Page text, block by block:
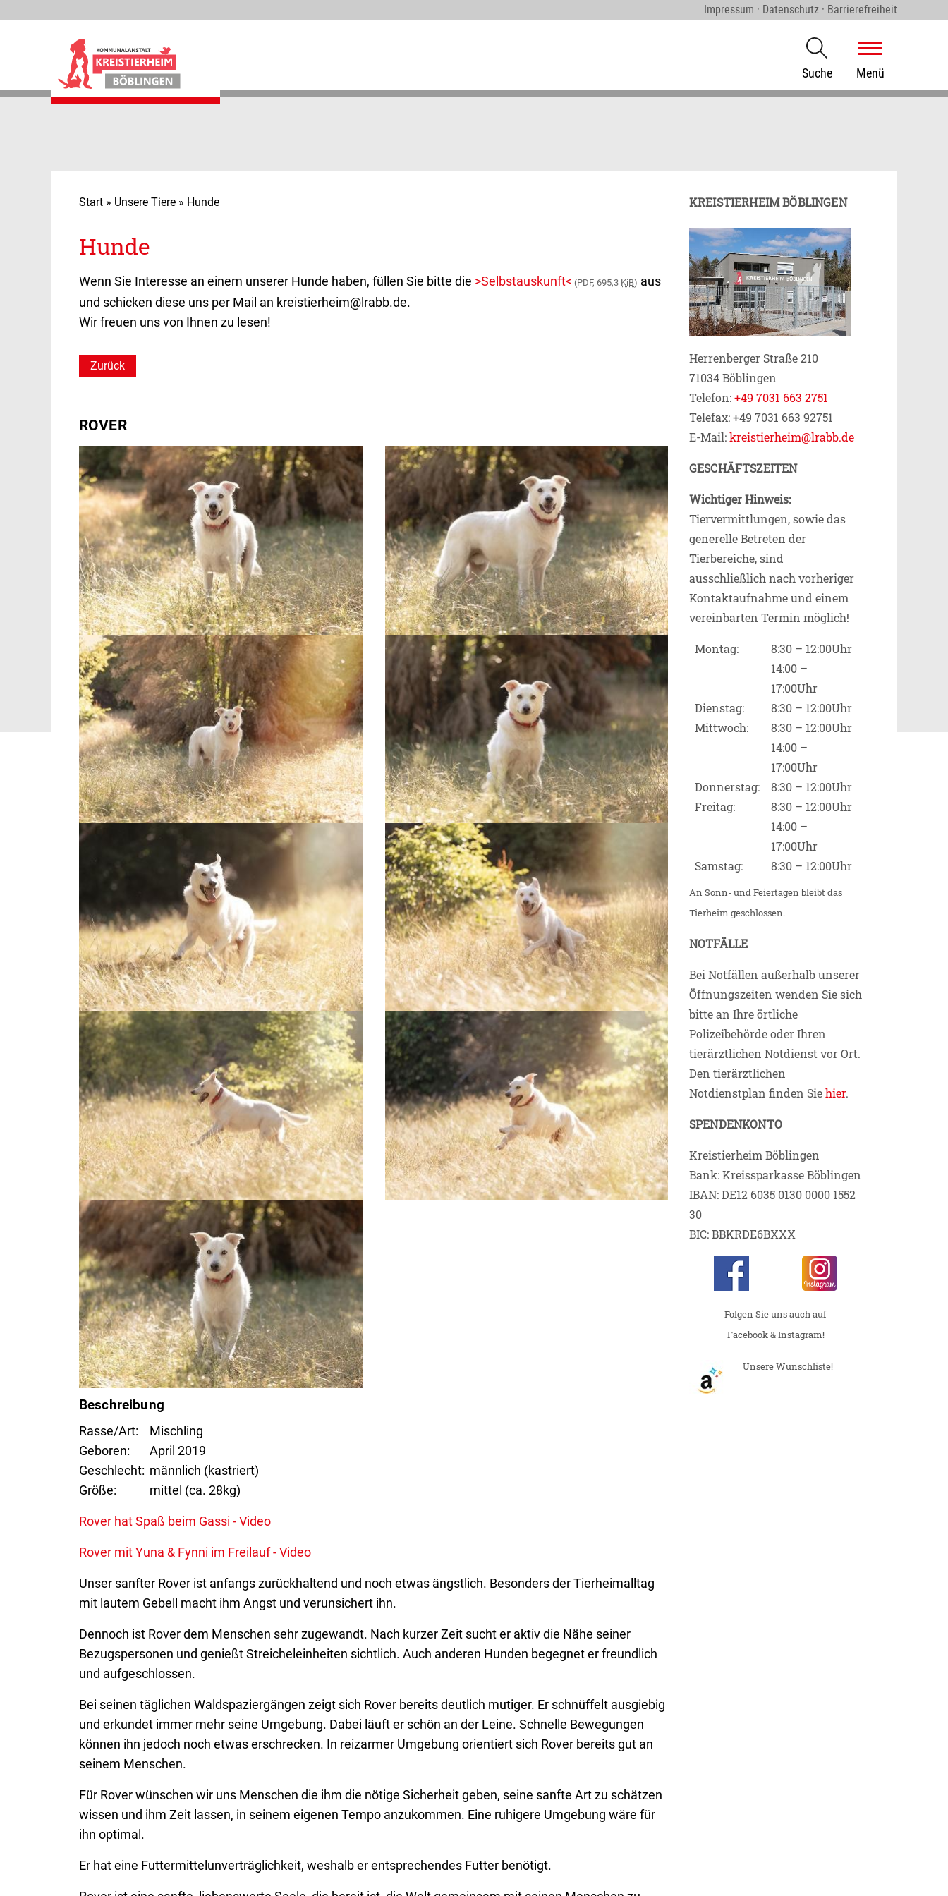
Unsere Sorgenkinder
Tierpension
Impressum · Datenschutz · Barrierefreiheit
Suche Menü
Start » Unsere Tiere » Hunde
Hunde
Wenn Sie Interesse an einem unserer Hunde haben, füllen Sie bitte die >Selbstauskunft< (PDF, 695,3 KiB) aus
und schicken diese uns per Mail an kreistierheim@lrabb.de.
Wir freuen uns von Ihnen zu lesen!
Zurück
ROVER
Beschreibung
Rasse/Art
Mischling
Geboren
April 2019
Geschlecht männlich (kastriert)
Größe
mittel (ca. 28kg)
Rover hat Spaß beim Gassi - Video
Rover mit Yuna & Fynni im Freilauf - Video
Unser sanfter Rover ist anfangs zurückhaltend und noch etwas ängstlich. Besonders der Tierheimalltag
mit lautem Gebell macht ihm Angst und verunsichert ihn.
Dennoch ist Rover dem Menschen sehr zugewandt. Nach kurzer Zeit sucht er aktiv die Nähe seiner
Bezugspersonen und genießt Streicheleinheiten sichtlich. Auch anderen Hunden begegnet er freundlich
und aufgeschlossen.
Bei seinen täglichen Waldspaziergängen zeigt sich Rover bereits deutlich mutiger. Er schnüffelt ausgiebig
und erkundet immer mehr seine Umgebung. Dabei läuft er schön an der Leine. Schnelle Bewegungen
können ihn jedoch noch etwas erschrecken. In reizarmer Umgebung orientiert sich Rover bereits gut an
seinem Menschen.
Für Rover wünschen wir uns Menschen die ihm die nötige Sicherheit geben, seine sanfte Art zu schätzen
wissen und ihm Zeit lassen, in seinem eigenen Tempo anzukommen. Eine ruhigere Umgebung wäre für
ihn optimal.
Er hat eine Futtermittelunverträglichkeit, weshalb er entsprechendes Futter benötigt.
KREISTIERHEIM BÖBLINGEN
Herrenberger Straße 210
71034 Böblingen
Telefon:+49 7031 663 2751
Telefax: +49 7031 663 92751
E-Mail:kreistierheim@lrabb.de
GESCHÄFTSZEITEN
Wichtiger Hinweis:
Tiervermittlungen, sowie das
generelle Betreten der
Tierbereiche, sind
ausschließlich nach vorheriger
Kontaktaufnahme und einem
vereinbarten Termin möglich!
Montag:
8:30 – 12:00Uhr
14:00 –
17:00Uhr
Dienstag:
8:30 – 12:00Uhr
Mittwoch:
8:30 – 12:00Uhr
14:00 –
17:00Uhr
Donnerstag:
8:30 – 12:00Uhr
Freitag:
8:30 – 12:00Uhr
14:00 –
17:00Uhr
Samstag:
8:30 – 12:00Uhr
An Sonn- und Feiertagen bleibt das
Tierheim geschlossen.
NOTFÄLLE
Bei Notfällen außerhalb unserer
Öffnungszeiten wenden Sie sich
bitte an Ihre örtliche
Polizeibehörde oder Ihren
tierärztlichen Notdienst vor Ort.
Den tierärztlichen
Notdienstplan finden Siehier.
SPENDENKONTO
Kreistierheim Böblingen
Bank: Kreissparkasse Böblingen
IBAN: DE12 6035 0130 0000 1552
30
BIC: BBKRDE6BXXX
Folgen Sie uns auch auf
Facebook & Instagram!
Unsere Wunschliste!